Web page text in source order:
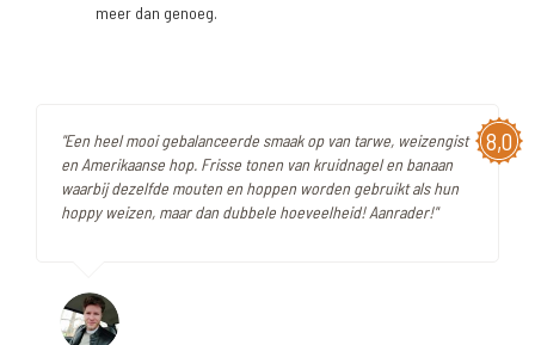
meer dan genoeg.
8,0
"Een heel mooi gebalanceerde smaak op van tarwe, weizengist
en Amerikaanse hop. Frisse tonen van kruidnagel en banaan
waarbij dezelfde mouten en hoppen worden gebruikt als hun
hoppy weizen, maar dan dubbele hoeveelheid! Aanrader!"